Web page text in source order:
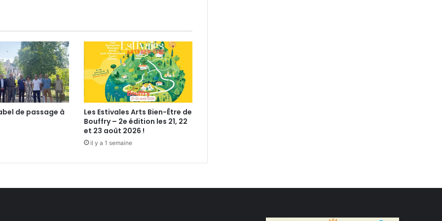
t
é
a
u
C
a
d
r
e
de passage à
Les Estivales Arts Bien-Être de
Bouffry – 2e édition les 21, 22
et 23 août 2026 !
il y a 1 semaine